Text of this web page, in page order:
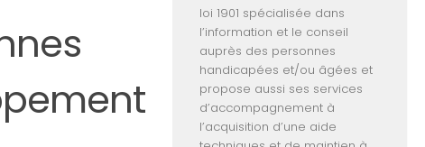
loi 1901 spécialisée dans
l’information et le conseil
auprès des personnes
handicapées et/ou âgées et
propose aussi ses services
d’accompagnement à
l’acquisition d’une aide